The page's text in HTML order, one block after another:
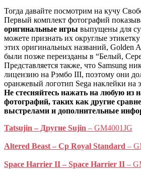
Тогда давайте посмотрим на кучу
Первый комплект фотографий
оригинальные игры выпущены для
можете признать их округлые
этих оригинальных названий, Golden
были позже переизданы в “Белый,
Представляется также, что Samsung
лицензию на Рэмбо III, поэтому они
оранжевый логотип Sega наклейки на
Не стесняйтесь нажать на любую из
фотографий, таких как другие
выстрелами и дополнительные
Tatsujin – Другие Sujin – GM4001JG
Altered Beast – Ср Royal Standard –
Space Harrier II – Space Harrier II –